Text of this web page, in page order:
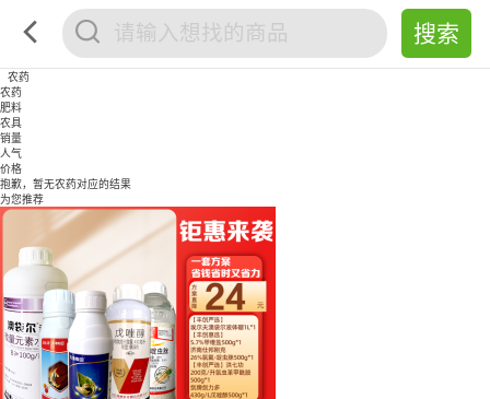
农药
农药
肥料
农具
销量
人气
价格
抱歉，暂无农药对应的结果
为您推荐